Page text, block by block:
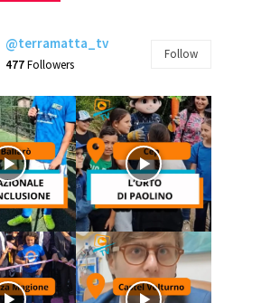
@terramatta_tv
477Followers
Follow